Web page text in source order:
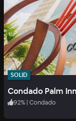
SOLID
92% | Condado